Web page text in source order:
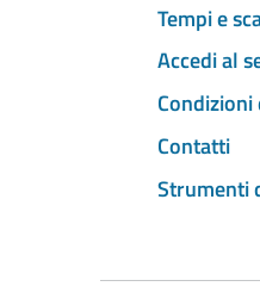
Tempi e
Accedi al
Contatti
Strumenti